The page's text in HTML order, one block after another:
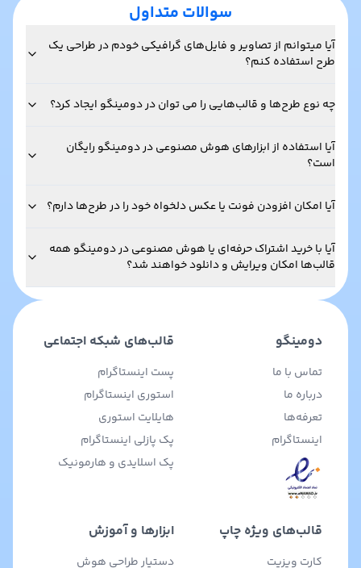
سوالات متداول
آیا میتوانم از تصاویر و فایل‌های گرافیکی خودم در طراحی یک
طرح استفاده کنم؟
چه نوع طرح‌ها و قالب‌هایی را می توان در دومینگو ایجاد کرد؟
آیا استفاده از ابزارهای هوش مصنوعی در دومینگو رایگان
است؟
آیا امکان افزودن فونت یا عکس دلخواه خود را در طرح‌ها دارم؟
آیا با خرید اشتراک حرفه‌ای یا هوش مصنوعی در دومینگو همه
قالب‌ها امکان ویرایش و دانلود خواهند شد؟
دومینگو
تماس با ما
درباره ما
تعرفه‌ها
اینستاگرام
قالب‌های شبکه اجتماعی
پست اینستاگرام
استوری اینستاگرام
هایلایت استوری
پک پازلی اینستاگرام
پک اسلایدی و هارمونیک
قالب‌های ویژه چاپ
کارت ویزیت
ابزارها و آموزش
دستیار طراحی هوش